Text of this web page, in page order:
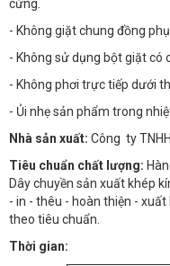
cứng.
- Không giặt chung đồng
- Không sử dụng bột giặt có
- Không phơi trực tiếp dưới
- Ủi nhẹ sản phẩm trong
Nhà sản xuất: Công ty
Tiêu chuẩn chất lượng:
Dây chuyền sản xuất khép
- in - thêu - hoàn thiện -
theo tiêu chuẩn.
Thời gian: